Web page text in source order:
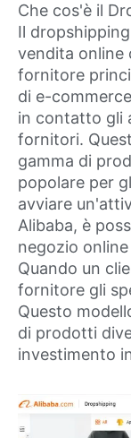
Che cos'è il
Il
vendita online
fornitore
di e-
in contatto gli
fornitori.
gamma di
popolare per
avviare
Alibaba, è
negozio
Quando un
fornitore gli
Questo
di prodotti
investimento